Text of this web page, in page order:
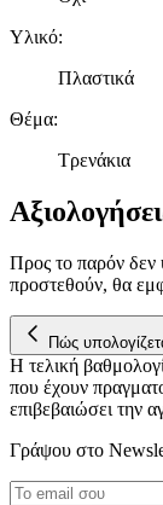
τοποθεσίας μας
δικτύωσης,
Υλικό:
Πλαστικά
Θέμα:
Τρενάκια
Προς το παρόν δεν
προστεθούν, θα
Πώς
Η τελική
που έχουν
επιβεβαιώσει την
Γράψου στο